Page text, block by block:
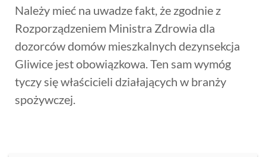
Należy mieć na uwadze fakt, że zgodnie z
Rozporządzeniem Ministra Zdrowia dla
dozorców domów mieszkalnych dezynsekcja
Gliwice jest obowiązkowa. Ten sam wymóg
tyczy się właścicieli działających w branży
spożywczej.